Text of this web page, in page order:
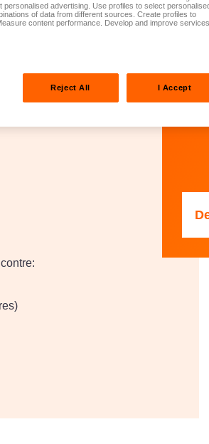
dont vous pourriez
advertising. Use profiles to select
of data from different sources. Create profiles to
content performance. Develop and improve services.
Reject All I Accept